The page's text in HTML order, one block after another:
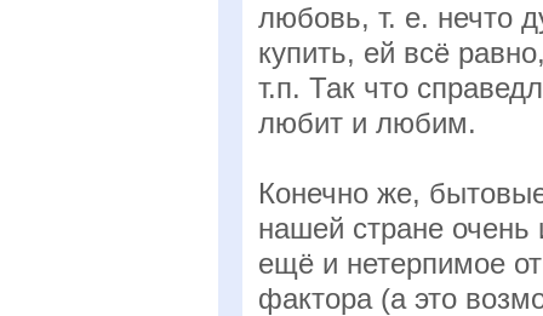
любовь, т. е. нечто
купить, ей всё
т.п. Так что
любит и любим.
Конечно же,
нашей стране очень
ещё и нетерпимое
фактора (а это